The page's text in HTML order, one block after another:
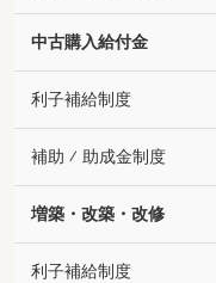
中古購入給付金
利子補給制度
補助 ⁄ 助成金制度
増築・改築・改修
利子補給制度